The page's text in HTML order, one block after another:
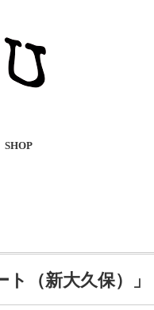
SHOP
（新大久保）」